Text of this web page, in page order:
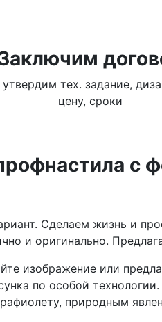
утвердим тех. задание,
цену, сроки
с
Сделаем жизнь и
и оригинально.
изображение или
по особой технологии.
природным